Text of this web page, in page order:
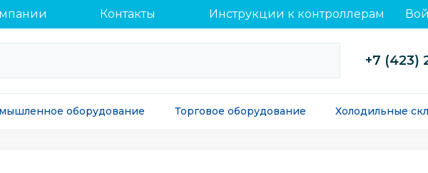
Контакты Инструкции к контроллерам
+7 (423)
оборудование Торговое оборудование Холодильные